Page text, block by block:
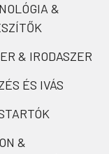
&
& IRODASZER
ÉS IVÁS
&